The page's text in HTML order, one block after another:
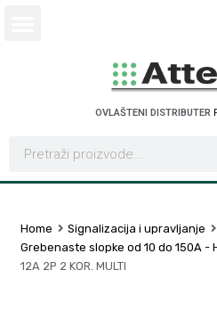
OVLAŠTENI DISTRIBUTER
Home Signalizacija i upravljanje
Grebenaste slopke od 10 do 150A -
12A 2P 2 KOR. MULTI